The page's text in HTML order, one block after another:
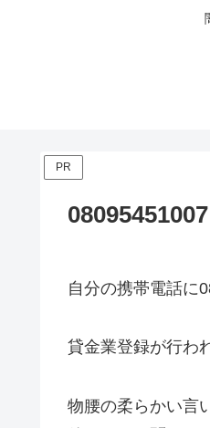
PR
自分の携帯電話に
貸金業登録が行わ
物腰の柔らかい言